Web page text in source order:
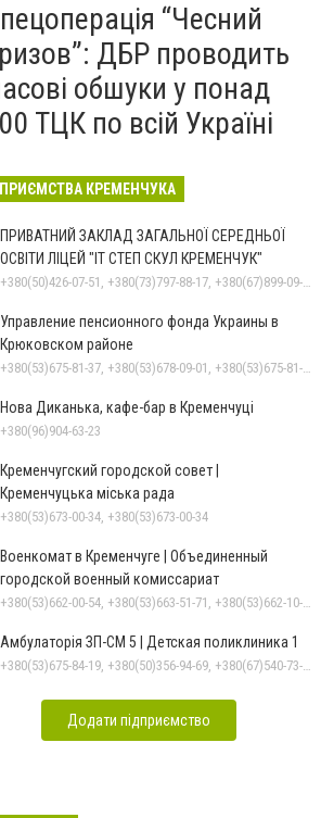
“Чесний
ДБР проводить
обшуки у понад
ТЦК по всій Україні
КРЕМЕНЧУКА
ПРИВАТНИЙ ЗАКЛАД ЗАГАЛЬНОЇ СЕРЕДНЬОЇ
ОСВІТИ ЛІЦЕЙ "ІТ СТЕП СКУЛ КРЕМЕНЧУК"
+380(50)426-07-51, +380(73)797-88-17, +380(67)899-09-16
Управление пенсионного фонда Украины в
Крюковском районе
+380(53)675-81-37, +380(53)678-09-01, +380(53)675-81-32, +380(53)675-81-40, +380(53)675-81-33, +380(53)675-81-38, +380(53)675-81-31, +380(53)678-08-87
Нова Диканька, кафе-бар в Кременчуці
+380(96)904-63-23
Кременчугский городской совет |
Кременчуцька міська рада
+380(53)673-00-34, +380(53)673-00-34
Военкомат в Кременчуге | Объединенный
городской военный комиссариат
+380(53)662-00-54, +380(53)663-51-71, +380(53)662-10-35
Амбулаторія ЗП-СМ 5 | Детская поликлиника 1
+380(53)675-84-19, +380(50)356-94-69, +380(67)540-73-87
Додати підприємство